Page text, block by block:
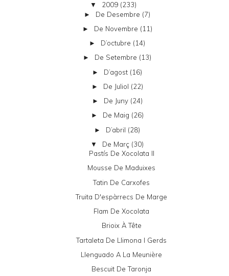
▼ 2009 (233)
► De Desembre (7)
► De Novembre (11)
► D’octubre (14)
► De Setembre (13)
► D’agost (16)
► De Juliol (22)
► De Juny (24)
► De Maig (26)
► D’abril (28)
▼ De Març (30)
Pastís De Xocolata II
Mousse De Maduixes
Tatin De Carxofes
Truita D'espàrrecs De Marge
Flam De Xocolata
Brioix À Tête
Tartaleta De Llimona I Gerds
Llenguado A La Meunière
Bescuit De Taronja